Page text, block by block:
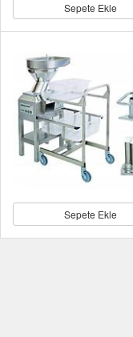
Sepete Ekle
Sepete Ekle